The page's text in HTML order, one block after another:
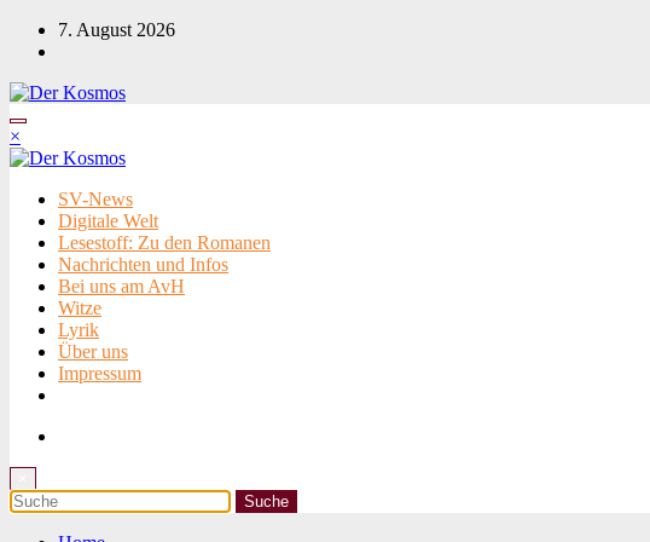
Zum
Inhalt
7. August 2026
×
SV-News
Digitale Welt
Lesestoff: Zu den Romanen
Nachrichten und Infos
Bei uns am AvH
Witze
Lyrik
Über uns
Impressum